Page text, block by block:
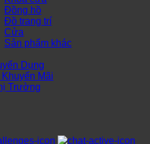
Đồng hồ
Đồ trang trí
Cửa
Sản phẩm khác
Dụng
Mãi
Trường